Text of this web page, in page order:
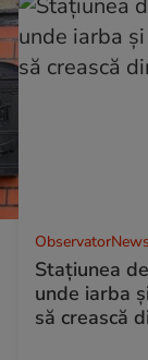
Stațiunea
unde iarba
să crească